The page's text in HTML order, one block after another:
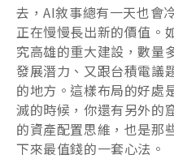
去，AI敘事總有一天也會
正在慢慢長出新的價值。
究高雄的重大建設，數量
發展潛力、又跟台積電議
的地方。這樣布局的好處
滅的時候，你還有另外
的資產配置思維，也是那
下來最值錢的一套心法。